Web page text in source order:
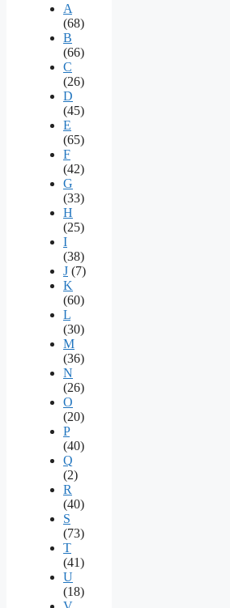
A
(68)
B
(66)
C
(26)
D
(45)
E
(65)
F
(42)
G
(33)
H
(25)
I
(38)
J (7)
K
(60)
L
(30)
M
(36)
N
(26)
O
(20)
P
(40)
Q
(2)
R
(40)
S
(73)
T
(41)
U
(18)